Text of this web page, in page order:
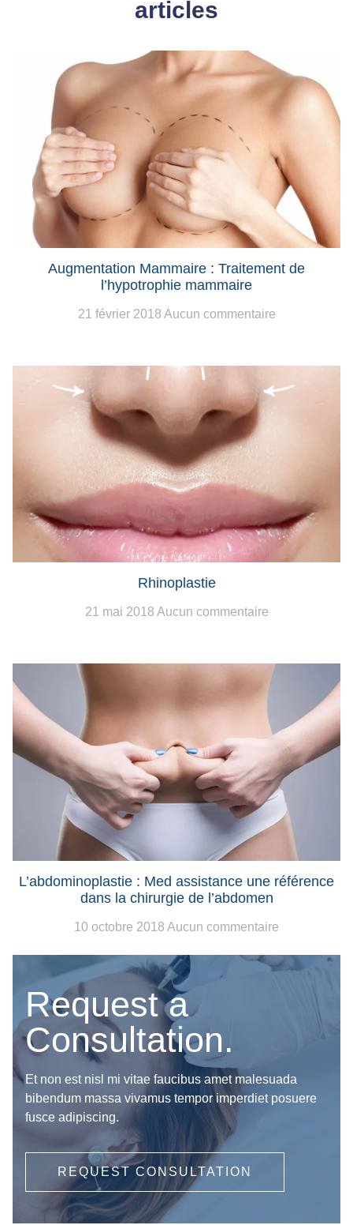
articles
Augmentation Mammaire : Traitement de
l’hypotrophie mammaire
21 février 2018 Aucun commentaire
Rhinoplastie
21 mai 2018 Aucun commentaire
L’abdominoplastie : Med assistance une référence
dans la chirurgie de l’abdomen
10 octobre 2018 Aucun commentaire
Request a
Consultation.
Et non est nisl mi vitae faucibus amet malesuada
bibendum massa vivamus tempor imperdiet posuere
fusce adipiscing.
REQUEST CONSULTATION